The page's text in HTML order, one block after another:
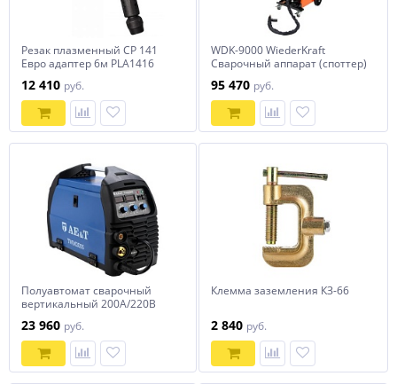
Резак плазменный CP 141
Евро адаптер 6м PLA1416
12 410 руб.
WDK-9000 WiederKraft
Сварочный аппарат (споттер)
95 470 руб.
Полуавтомат сварочный
вертикальный 200А/220В
23 960 руб.
Клемма заземления КЗ-66
2 840 руб.